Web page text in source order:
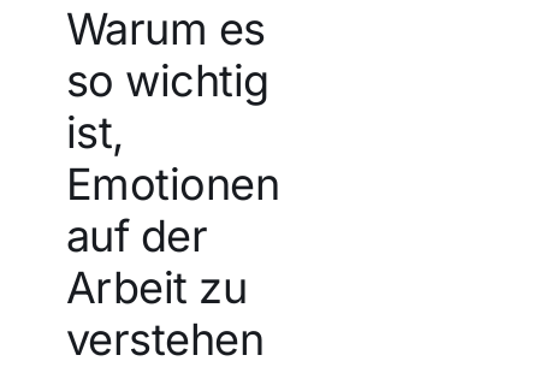
Warum es
so wichtig
ist,
Emotionen
auf der
Arbeit zu
verstehen